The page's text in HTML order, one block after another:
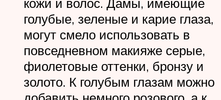
голубые, зеленые и карие глаза,
могут смело использовать в
повседневном макияже серые,
фиолетовые оттенки, бронзу и
золото. К голубым глазам можно